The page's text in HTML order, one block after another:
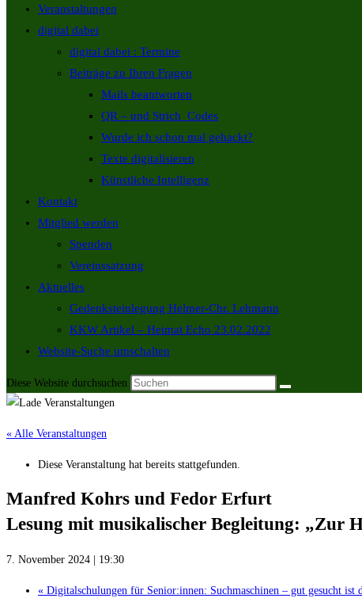
Veranstaltungen
digital dabei
digital dabei : Termine
Beiträge zu Ihren Fragen
Mails beantworten
QR – und Strich_Codes
Wurde ich schon mal gehackt?
Texte digitalisieren
Künstliche Intelligenz
Kontakt
Mitglied werden
Spenden
Vereinssatzung
Aktuelles
Gedenksteinlegung Helmer-Chr. Lehmann
KKW Artikel – Heimat Echo 23.02.2022
Website-Suche umschalten
Diese Website durchsuchen
« Alle Veranstaltungen
Diese Veranstaltung hat bereits stattgefunden.
Manfred Kohrs und Fedor Erfurt
Lesung mit musikalischer Begleitung: „Zur
7. November 2024 | 19:30
« Digitalschulungen für Senior:innen: Suchmaschinen – gut gesucht ist